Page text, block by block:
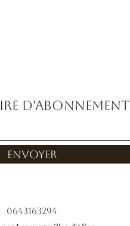
d'abonnement
Envoyer
0643163294